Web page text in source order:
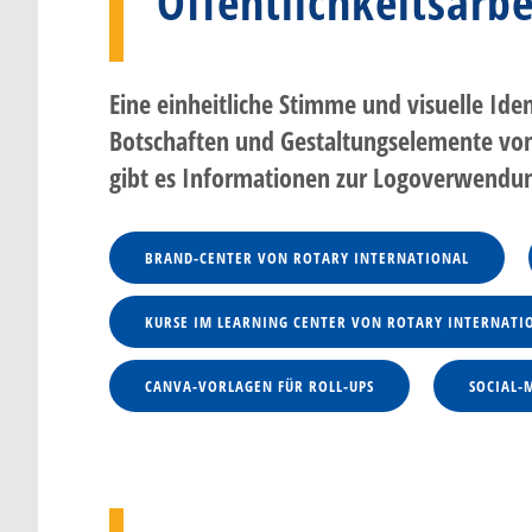
JUGENDDIENST
Eine einheitliche Stimme und visuelle
Botschaften und Gestaltungselemente
gibt es Informationen zur
BRAND-CENTER VON ROTARY INTERNATIONAL
KURSE IM LEARNING CENTER VON ROTARY
CANVA-VORLAGEN FÜR ROLL-UPS SOCIAL-